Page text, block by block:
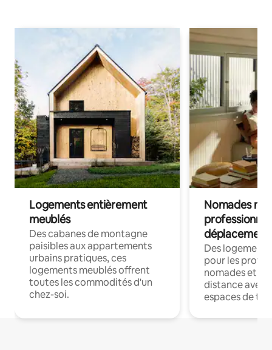
Logements entièrement
meublés
Des cabanes de montagne
paisibles aux appartements
urbains pratiques, ces
logements meublés offrent
toutes les commodités d'un
chez-soi.
Nomades
déplacement
Des
pour les
nomades et
distance avec
espaces de